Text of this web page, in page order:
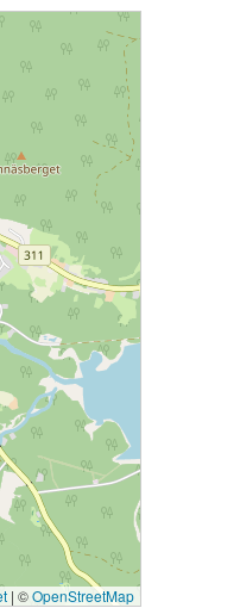
| ©OpenStreetMap